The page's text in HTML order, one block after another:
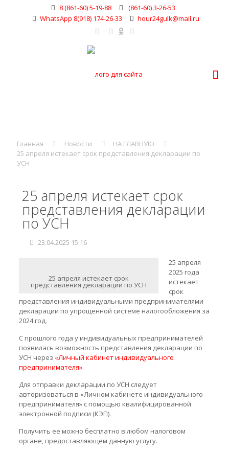
8 (861-60) 5-19-88
(861-60) 3-26-53
WhatsApp 8(918) 174-26-33
hour24gulk@mail.ru
Главная Новости
НА ГЛАВНУЮ
25 апреля истекает срок представления декларации по
УСН
25 апреля истекает срок
представления декларации
по УСН
23.04.2025 15:16
25 апреля истекает срок
представления декларации по УСН
25 апреля
2025 года
истекает
срок
представления индивидуальными предпринимателями
декларации по упрощенной системе налогообложения за
2024 год.
С прошлого года у индивидуальных предпринимателей
появилась возможность представления декларации по
УСН через «Личный кабинет индивидуального
предпринимателя».
Для отправки декларации по УСН следует
авторизоваться в «Личном кабинете индивидуального
предпринимателя» с помощью квалифицированной
электронной подписи (КЭП).
Получить ее можно бесплатно в любом налоговом
органе, предоставляющем данную услугу.